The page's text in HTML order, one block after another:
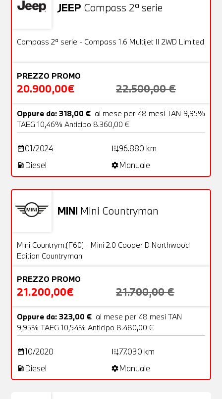
JEEP Compass 2ª serie
OFFERTA
Compass 2ª serie - Compass 1.6 Multijet II 2WD Limited
PREZZO PROMO
20.900,00€ 22.500,00 €
Oppure da: 318,00 € al mese per 48 mesi TAN 9,95%
TAEG 10,46% Anticipo 8.360,00 €
date_range01/2024 add_road96.880 km
local_gas_station Diesel settingsManuale
MINI Mini Countryman
OFFERTA
Mini Countrym.(F60) - Mini 2.0 Cooper D Northwood
Edition Countryman
PREZZO PROMO
21.200,00€ 21.700,00 €
Oppure da: 323,00 € al mese per 48 mesi TAN
9,95% TAEG 10,54% Anticipo 8.480,00 €
date_range10/2020 add_road77.030 km
local_gas_station Diesel settingsManuale